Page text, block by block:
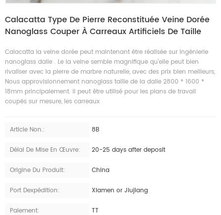
Calacatta Type De Pierre Reconstituée Veine Dorée
Nanoglass Couper À Carreaux Artificiels De Taille
Calacatta la veine dorée peut maintenant être réalisée sur ingénierie
nanoglass dalle . Le la veine semble magnifique qu'elle peut bien
rivaliser avec la pierre de marbre naturelle, avec des prix bien meilleurs,
Nous approvisionnement nanoglass taille de la dalle 2800 * 1600 *
18mm principalement. il peut être utilisé pour les plans de travail
coupés sur mesure, les carreaux
Article Non.: 8B
Délai De Mise En Œuvre: 20-25 days after deposit
Origine Du Produit: China
Port Dexpédition: Xiamen or Jiujiang
Paiement: TT